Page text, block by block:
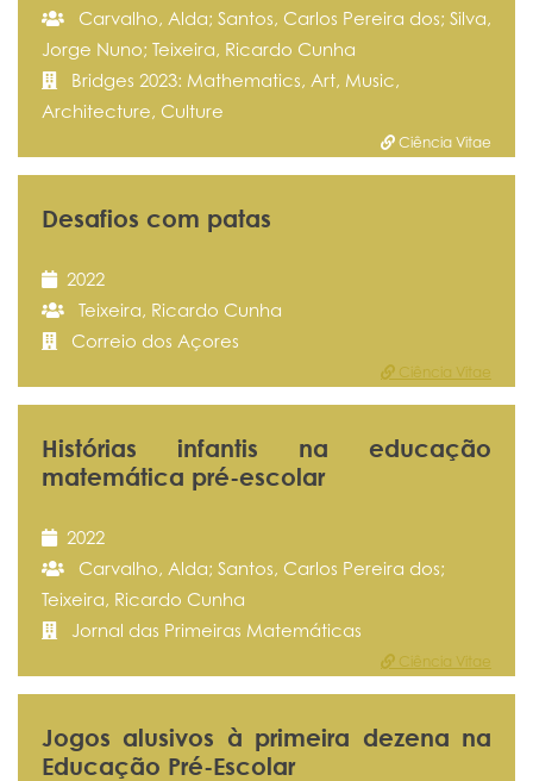
Carvalho, Alda; Santos, Carlos Pereira dos; Silva,
Jorge Nuno; Teixeira, Ricardo Cunha
Bridges 2023: Mathematics, Art, Music,
Architecture, Culture
Ciência Vitae
Desafios com patas
2022
Teixeira, Ricardo Cunha
Correio dos Açores
Ciência Vitae
Histórias infantis na educação
matemática pré-escolar
2022
Carvalho, Alda; Santos, Carlos Pereira dos;
Teixeira, Ricardo Cunha
Jornal das Primeiras Matemáticas
Ciência Vitae
Jogos alusivos à primeira dezena na
Educação Pré-Escolar